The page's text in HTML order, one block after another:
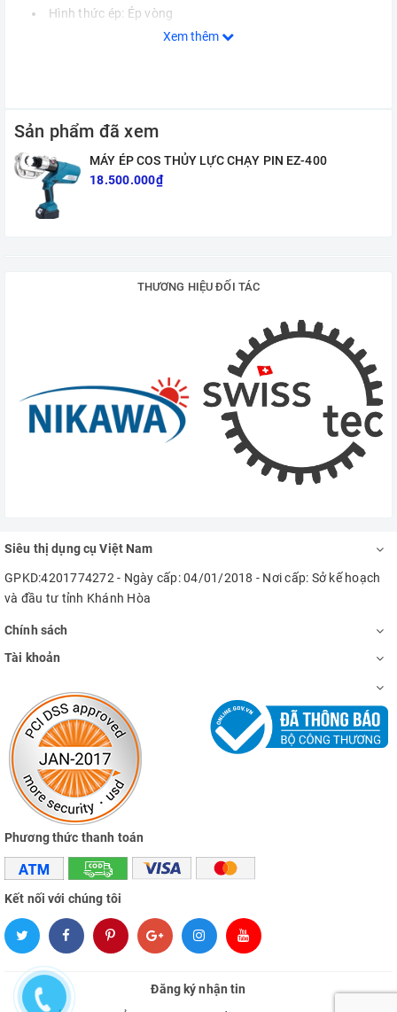
Hình thức ép: Ép vòng
Xem thêm
Sản phẩm đã xem
MÁY ÉP COS THỦY LỰC CHẠY PIN EZ-400
18.500.000₫
THƯƠNG HIỆU ĐỐI TÁC
Siêu thị dụng cụ Việt Nam
GPKD:4201774272 - Ngày cấp: 04/01/2018 - Nơi cấp: Sở kế hoạch
và đầu tư tỉnh Khánh Hòa
Chính sách
Tài khoản
Phương thức thanh toán
Kết nối với chúng tôi
Đăng ký nhận tin